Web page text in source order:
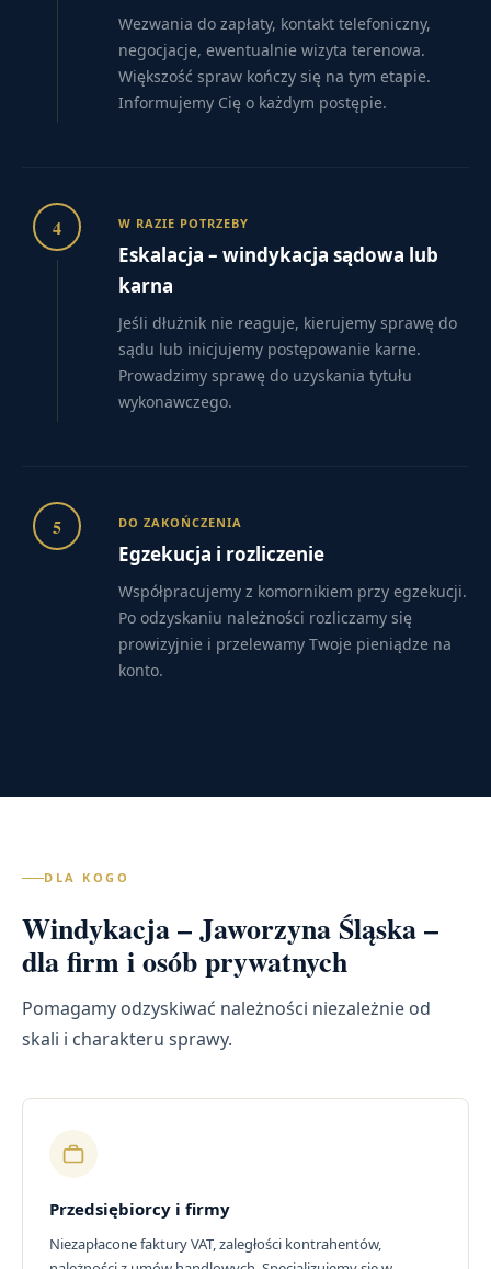
Wezwania do zapłaty, kontakt telefoniczny,
negocjacje, ewentualnie wizyta terenowa.
Większość spraw kończy się na tym etapie.
Informujemy Cię o każdym postępie.
4 W RAZIE POTRZEBY
Eskalacja – windykacja sądowa lub
karna
Jeśli dłużnik nie reaguje, kierujemy sprawę do
sądu lub inicjujemy postępowanie karne.
Prowadzimy sprawę do uzyskania tytułu
wykonawczego.
5 DO ZAKOŃCZENIA
Egzekucja i rozliczenie
Współpracujemy z komornikiem przy egzekucji.
Po odzyskaniu należności rozliczamy się
prowizyjnie i przelewamy Twoje pieniądze na
konto.
DLA KOGO
Windykacja – Jaworzyna Śląska –
dla firm i osób prywatnych
Pomagamy odzyskiwać należności niezależnie od
skali i charakteru sprawy.
Przedsiębiorcy i firmy
Niezapłacone faktury VAT, zaległości kontrahentów,